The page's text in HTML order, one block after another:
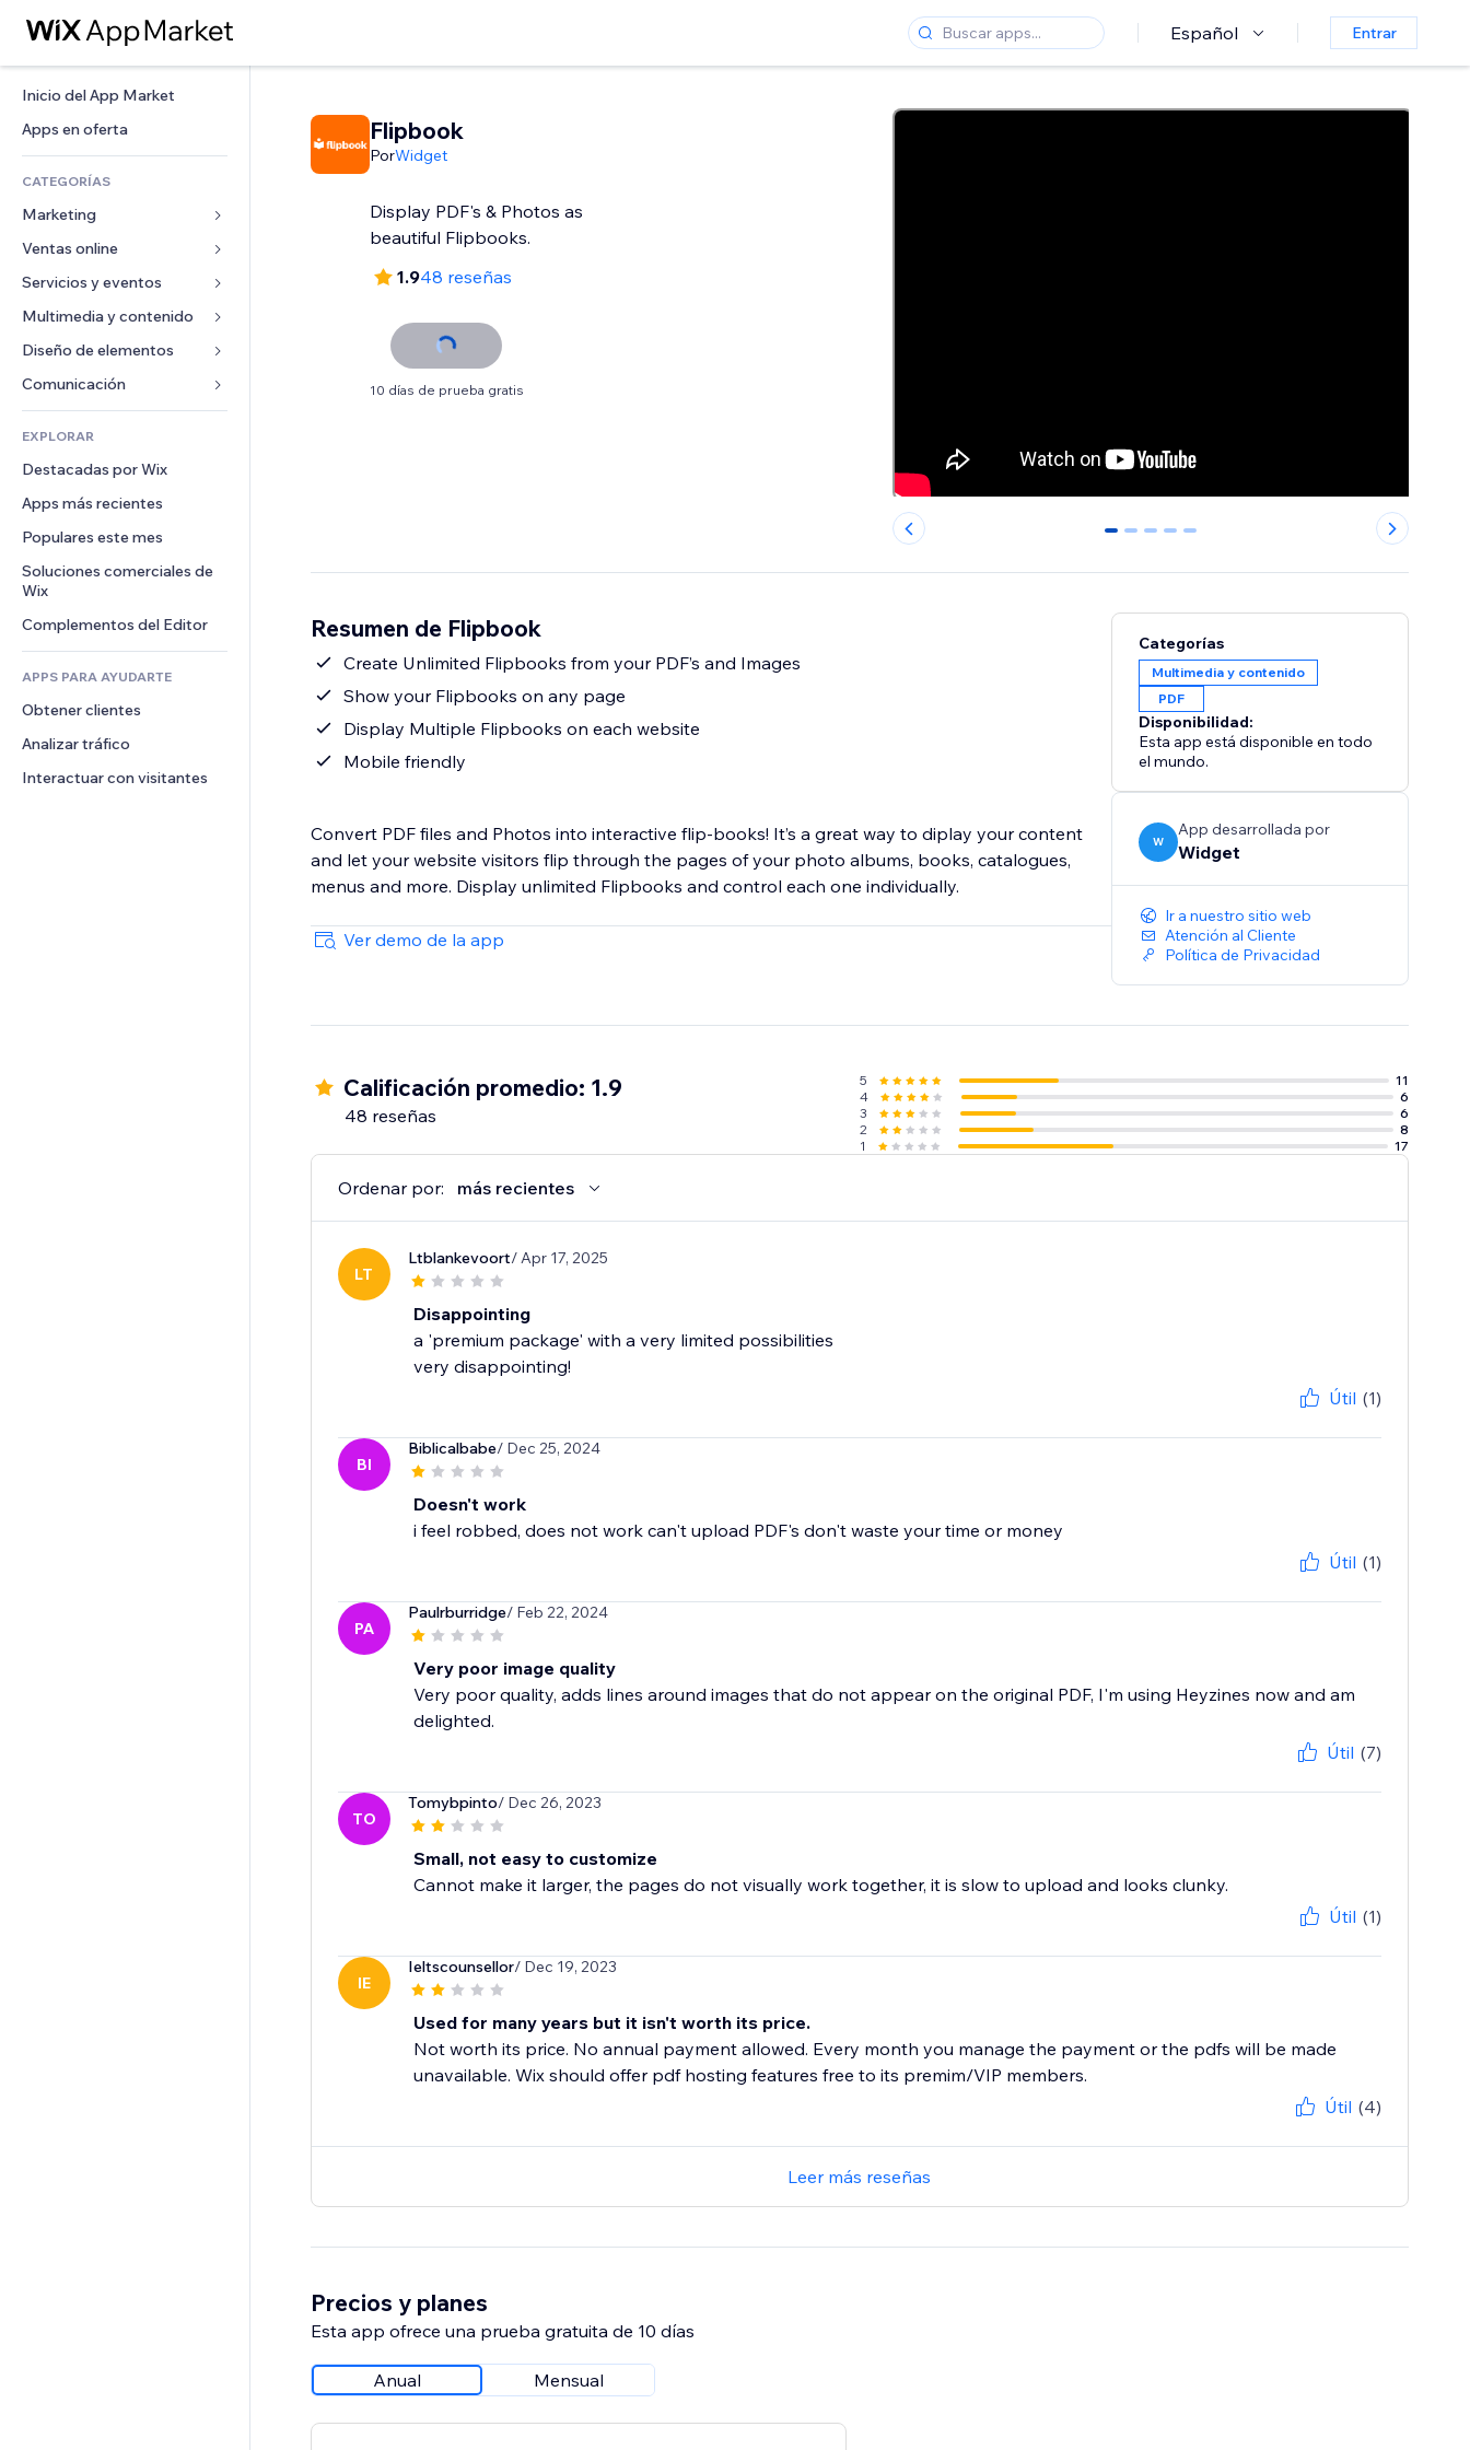
Español Entrar
Inicio del App Market
Apps en oferta
CATEGORÍAS
Marketing
Anuncios
Móvil
Analíticas
Anuncios del sitio
Email
Ventas online
Apps para tiendas
Envíos y entregas
Botones de venta
Contabilidad
Cupones y fidelización
Almacenamiento de mercancía
Crowdfunding
Alimentos y bebidas
Servicios y eventos
Hoteles
Eventos
Restaurantes
Inmobiliarias
Reservas
Multimedia y contenido
Galerías
Música
Pódcast
Fotografía
Video
PDF
Compartir archivos
Noticias
Servicios de contenido
Efectos de texto
Diseño de elementos
Mapas y navegación
Privacidad y seguridad
Reloj
Plantillas para páginas
Efectos de imágenes
Botones y menús
Banners e insignias
Calculadoras
Buscar
Formularios
Encuestas
Chat
Comentarios
Teléfono
Comunidad
Reseñas y testimonios
EXPLORAR
Destacadas por Wix
Apps más recientes
Populares este mes
Soluciones comerciales de
Wix
Complementos del Editor
APPS PARA AYUDARTE
Obtener clientes
Analizar tráfico
Interactuar con visitantes
Flipbook
PorWidget
Display PDF's & Photos as
beautiful Flipbooks.
1.948 reseñas
10 días de prueba gratis
0 1 2 3 4
Resumen de Flipbook
Create Unlimited Flipbooks from your PDF’s and Images
Show your Flipbooks on any page
Display Multiple Flipbooks on each website
Mobile friendly
Convert PDF files and Photos into interactive flip-books! It’s a great way to diplay your content
and let your website visitors flip through the pages of your photo albums, books, catalogues,
menus and more. Display unlimited Flipbooks and control each one individually.
Ver demo de la app
Categorías
Multimedia y contenido
PDF
Disponibilidad:
Esta app está disponible en todo
el mundo.
W
App desarrollada por
Widget
Ir a nuestro sitio web
Atención al Cliente
Política de Privacidad
Calificación promedio: 1.9
48 reseñas
5
11
4
6
3
6
2
8
1
17
Ordenar por: más recientes
LT
Ltblankevoort/ Apr 17, 2025
Disappointing
a 'premium package' with a very limited possibilities
very disappointing!
Útil (1)
BI
Biblicalbabe/ Dec 25, 2024
Doesn't work
i feel robbed, does not work can't upload PDF's don't waste your time or money
Útil (1)
PA
Paulrburridge/ Feb 22, 2024
Very poor image quality
Very poor quality, adds lines around images that do not appear on the original PDF, I'm using Heyzines now and am
delighted.
Útil (7)
TO
Tomybpinto/ Dec 26, 2023
Small, not easy to customize
Cannot make it larger, the pages do not visually work together, it is slow to upload and looks clunky.
Útil (1)
IE
Ieltscounsellor/ Dec 19, 2023
Used for many years but it isn't worth its price.
Not worth its price. No annual payment allowed. Every month you manage the payment or the pdfs will be made
unavailable. Wix should offer pdf hosting features free to its premim/VIP members.
Útil (4)
Leer más reseñas
Precios y planes
Esta app ofrece una prueba gratuita de 10 días
Anual Mensual